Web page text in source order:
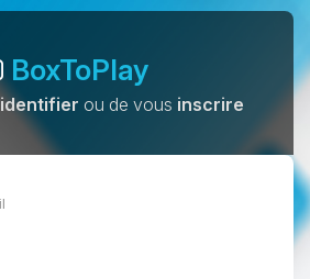
BoxToPlay
identifier ou de vous inscrire